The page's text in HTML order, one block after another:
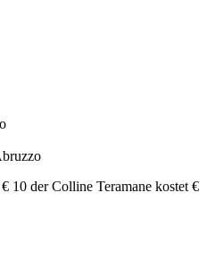
10 der Colline Teramane kostet €